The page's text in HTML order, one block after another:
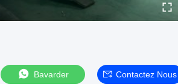
Bavarder Contactez Nous